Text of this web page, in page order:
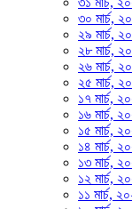
৩০ মার্চ,
২৯ মার্চ,
২৮ মার্চ,
২৬ মার্চ,
২৫ মার্চ,
১৭ মার্চ,
১৬ মার্চ,
১৫ মার্চ,
১৪ মার্চ,
১৩ মার্চ,
১২ মার্চ,
১১ মার্চ,